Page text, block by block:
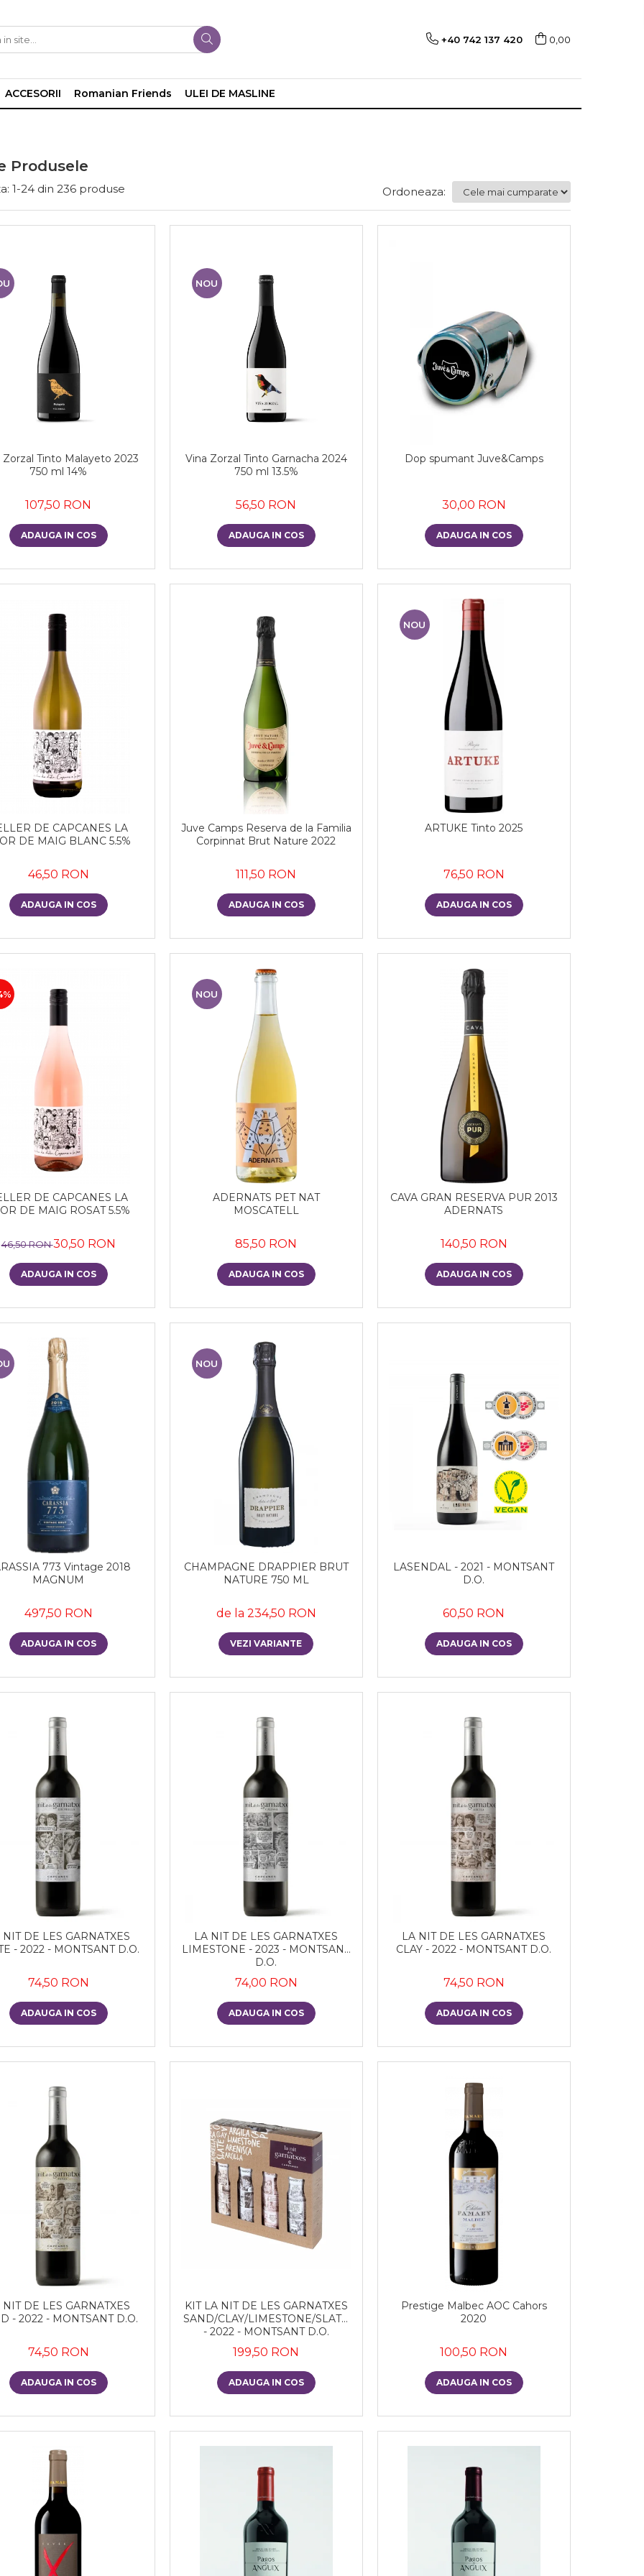
+40 742 137 420 0,00
ACCESORII Romanian Friends ULEI DE MASLINE
Produsele
1-24din 236 produse Ordoneaza:
Zorzal Tinto Malayeto 2023
750 ml 14%
107,50 RON
ADAUGA IN COS
NOU
Vina Zorzal Tinto Garnacha 2024
750 ml 13.5%
56,50 RON
ADAUGA IN COS
Dop spumant Juve&Camps
30,00 RON
ADAUGA IN COS
DE CAPCANES LA
DE MAIG BLANC 5.5%
46,50 RON
ADAUGA IN COS
Juve Camps Reserva de la Familia
Corpinnat Brut Nature 2022
111,50 RON
ADAUGA IN COS
NOU
ARTUKE Tinto 2025
76,50 RON
ADAUGA IN COS
DE CAPCANES LA
DE MAIG ROSAT 5.5%
46,50 RON30,50 RON
ADAUGA IN COS
NOU
ADERNATS PET NAT
MOSCATELL
85,50 RON
ADAUGA IN COS
CAVA GRAN RESERVA PUR 2013
ADERNATS
140,50 RON
ADAUGA IN COS
773 Vintage 2018
MAGNUM
497,50 RON
ADAUGA IN COS
NOU
CHAMPAGNE DRAPPIER BRUT
NATURE 750 ML
de la 234,50 RON
VEZI VARIANTE
LASENDAL - 2021 - MONTSANT
D.O.
60,50 RON
ADAUGA IN COS
NIT DE LES GARNATXES
- 2022 - MONTSANT D.O.
74,50 RON
ADAUGA IN COS
LA NIT DE LES GARNATXES
LIMESTONE - 2023 - MONTSANT
D.O.
74,00 RON
ADAUGA IN COS
LA NIT DE LES GARNATXES
CLAY - 2022 - MONTSANT D.O.
74,50 RON
ADAUGA IN COS
NIT DE LES GARNATXES
- 2022 - MONTSANT D.O.
74,50 RON
ADAUGA IN COS
KIT LA NIT DE LES GARNATXES
SAND/CLAY/LIMESTONE/SLATE
- 2022 - MONTSANT D.O.
199,50 RON
ADAUGA IN COS
Prestige Malbec AOC Cahors
2020
100,50 RON
ADAUGA IN COS